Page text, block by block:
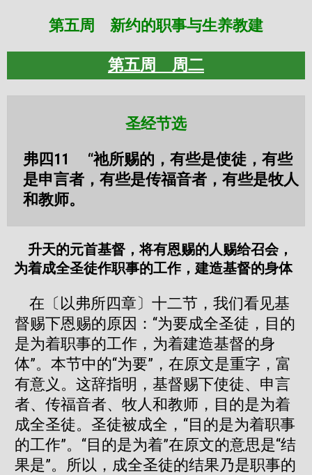
第五周 新约的职事与生养教建
第五周 周二
圣经节选
弗四11 “祂所赐的，有些是使徒，有些
是申言者，有些是传福音者，有些是牧人
和教师。
升天的元首基督，将有恩赐的人赐给召会，
为着成全圣徒作职事的工作，建造基督的身体
在〔以弗所四章〕十二节，我们看见基
督赐下恩赐的原因：“为要成全圣徒，目的
是为着职事的工作，为着建造基督的身
体”。本节中的“为要”，在原文是重字，富
有意义。这辞指明，基督赐下使徒、申言
者、传福音者、牧人和教师，目的是为着
成全圣徒。圣徒被成全，“目的是为着职事
的工作”。“目的是为着”在原文的意思是“结
果是”。所以，成全圣徒的结果乃是职事的